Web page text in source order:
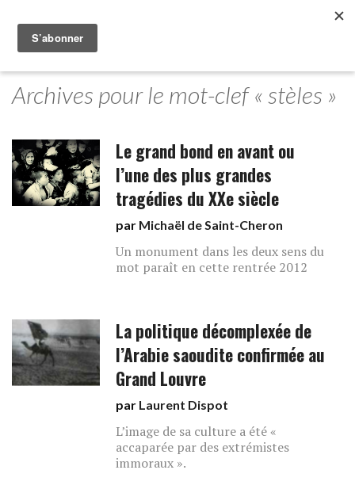
Archives pour le mot-clef « stèles »
Le grand bond en avant ou
l’une des plus grandes
tragédies du XXe siècle
par Michaël de Saint-Cheron
Un monument dans les deux sens du
mot paraît en cette rentrée 2012
La politique décomplexée de
l’Arabie saoudite confirmée au
Grand Louvre
par Laurent Dispot
L’image de sa culture a été «
accaparée par des extrémistes
immoraux ».